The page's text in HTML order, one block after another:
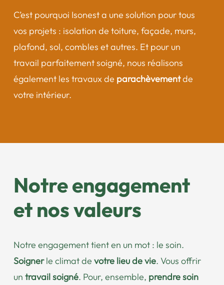
C’est pourquoi Isonest a une solution pour tous
vos projets : isolation de toiture, façade, murs,
plafond, sol, combles et autres. Et pour un
travail parfaitement soigné, nous réalisons
également les travaux de parachèvementde
votre intérieur.
Notre engagement
et nos valeurs
Notre engagement tient en un mot : le soin.
Soignerle climat de votre lieu de vie. Vous offrir
un travail soigné. Pour, ensemble, prendre soin